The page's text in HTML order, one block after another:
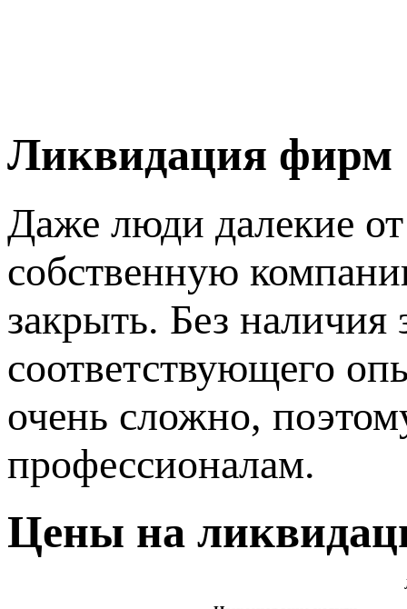
Ликвидация фирм
Даже люди далекие от
собственную
закрыть. Без
соответствующего
очень сложно,
профессионалам.
Цены на